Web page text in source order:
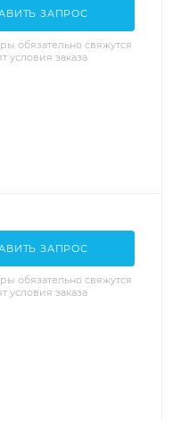
ЗАПРОС
обязательно свяжутся
условия заказа
ЗАПРОС
обязательно свяжутся
условия заказа